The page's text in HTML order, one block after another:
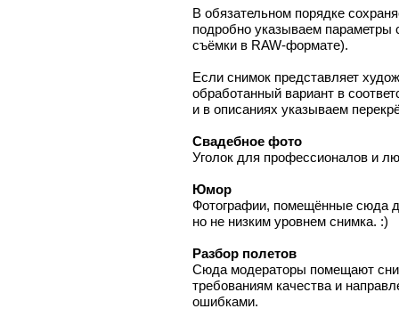
В обязательном порядке
подробно указываем параметры
съёмки в RAW-формате).
Если снимок представляет
обработанный вариант в
и в описаниях указываем
Cвадебное фото
Уголок для профессионалов и
Юмор
Фотографии, помещённые сюда
но не низким уровнем снимка. :)
Разбор полетов
Сюда модераторы помещают
требованиям качества и
ошибками.